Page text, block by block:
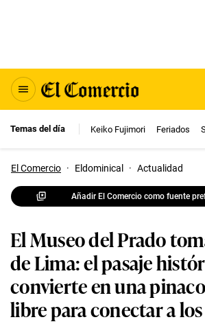
Temas del día Keiko Fujimori Feriados
El Comercio · Eldominical · Actualidad
Añadir El Comercio como fuente
El Museo del Prado
de Lima: el pasaje
convierte en una
libre para conectar a